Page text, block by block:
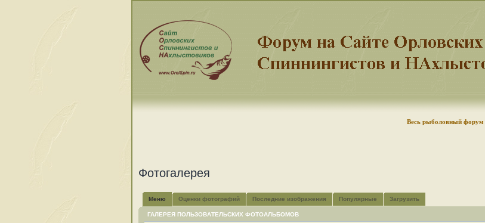
Весь рыболовный форум
Фотогалерея
Меню Оценки фотографий Последние изображения Популярные Загрузить
ГАЛЕРЕЯ ПОЛЬЗОВАТЕЛЬСКИХ ФОТОАЛЬБОМОВ